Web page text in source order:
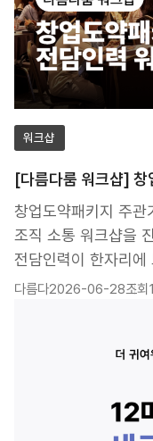
워크샵
[다름다룸 워크샵] 창
창업도약패키지 주관기
조직 소통 워크샵을
전담인력이 한자리에 모인
성향을 이해하고, 효과적인 소통과 협업 방식을 배우는
통해 자신의 업무 스타일
성향이 조직 안에서
중심으로 이해했습
데이터와 캐릭터를
다름다2026-06-28조